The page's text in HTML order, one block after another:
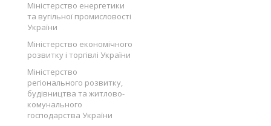
Міністерство енергетики
та вугільної промисловості
України
Міністерство економічного
розвитку і торгівлі України
Міністерство
регіонального розвитку,
будівництва та житлово-
комунального
господарства України